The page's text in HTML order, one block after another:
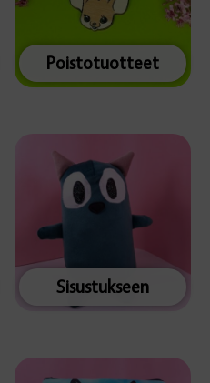
Poistotuotteet
Sisustukseen